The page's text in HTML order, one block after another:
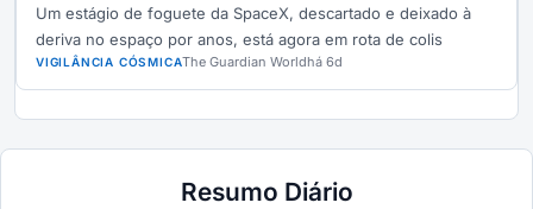
Um estágio de foguete da SpaceX, descartado e deixado à
deriva no espaço por anos, está agora em rota de colis
VIGILÂNCIA CÓSMICAThe Guardian Worldhá 6d
Resumo Diário